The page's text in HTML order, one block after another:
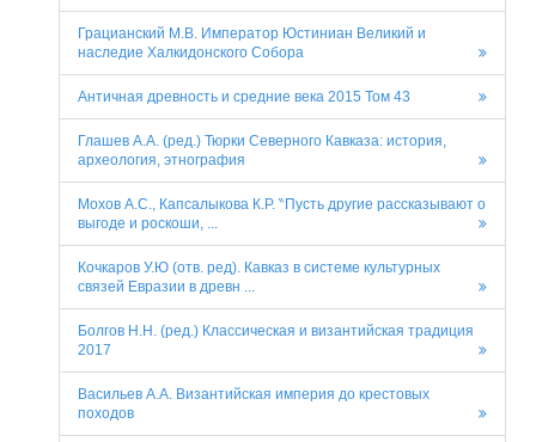
Грацианский М.В. Император Юстиниан Великий и
наследие Халкидонского Собора
Античная древность и средние века 2015 Том 43
Глашев А.А. (ред.) Тюрки Северного Кавказа: история,
археология, этнография
Мохов А.С., Капсалыкова К.Р. ‶Пусть другие рассказывают о
выгоде и роскоши, ...
Кочкаров У.Ю (отв. ред). Кавказ в системе культурных
связей Евразии в древн ...
Болгов Н.Н. (ред.) Классическая и византийская традиция
2017
Васильев А.А. Византийская империя до крестовых
походов